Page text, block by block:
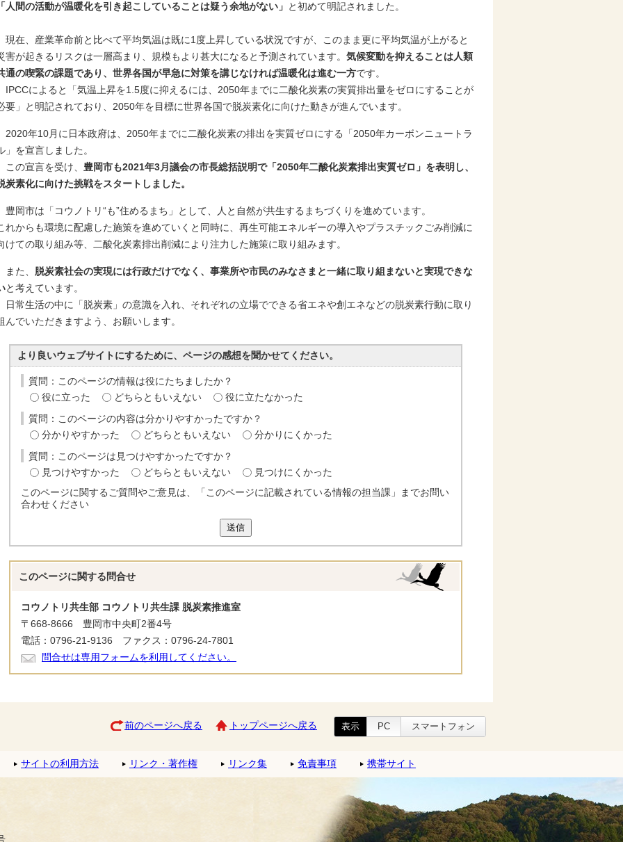
人間の活動が温暖化を引き起こしていることは疑う余地がない」 と初めて明記されました。
在、産業革命前と比べて平均気温は既に1度上昇している状況ですが、このまま更に平均気温が上がると
害が起きるリスクは一層高まり、規模もより甚大になると予測されています。 気候変動を抑えることは人類
通の喫緊の課題であり、世界各国が早急に対策を講じなければ温暖化は進む一方です。
によると「気温上昇を1.5度に抑えるには、2050年までに二酸化炭素の実質排出量をゼロにすることが
要」と明記されており、2050年を目標に世界各国で脱炭素化に向けた動きが進んでいます。
年10月に日本政府は、2050年までに二酸化炭素の排出を実質ゼロにする「2050年カーボンニュートラ
」を宣言しました。
の宣言を受け、 豊岡市も2021年3月議会の市長総括説明で「2050年二酸化炭素排出実質ゼロ」を表明し、
炭素化に向けた挑戦をスタートしました。
岡市は「コウノトリ“も”住めるまち」として、人と自然が共生するまちづくりを進めています。
れからも環境に配慮した施策を進めていくと同時に、再生可能エネルギーの導入やプラスチックごみ削減に
けての取り組み等、二酸化炭素排出削減により注力した施策に取り組みます。
た、 脱炭素社会の実現には行政だけでなく、事業所や市民のみなさまと一緒に取り組まないと実現できな
と考えています。
常生活の中に「脱炭素」の意識を入れ、それぞれの立場でできる省エネや創エネなどの脱炭素行動に取り
んでいただきますよう、お願いします。
より良いウェブサイトにするために、ページの感想を聞かせてください。
質問：このページの情報は役にたちましたか？
役に立った
どちらともいえない 役に立たなかった
質問：このページの内容は分かりやすかったですか？
分かりやすかった
どちらともいえない 分かりにくかった
質問：このページは見つけやすかったですか？
見つけやすかった
どちらともいえない
見つけにくかった
このページに関するご質問やご意見は、「このページに記載されている情報の担当課」までお問い
合わせください
送信
このページに関する 問合せ
コウノトリ共生部 コウノトリ共生課 脱炭素推進室
〒668-8666 豊岡市中央町2番4号
電話：0796-21-9136 ファクス：0796-24-7801
問合せは専用フォームを利用してください。
前のページへ戻る トップページへ戻る 表示 PC スマートフォン
サイトの利用方法 リンク・著作権 リンク集 免責事項 携帯サイト